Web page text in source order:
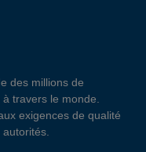
des millions de
travers le monde.
exigences de qualité